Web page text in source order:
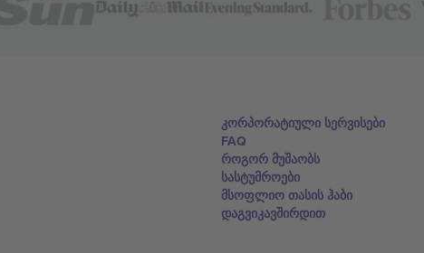
კორპორატიული სერვისები
FAQ
როგორ მუშაობს
სასტუმროები
მსოფლიო თასის ჰაბი
დაგვიკავშირდით